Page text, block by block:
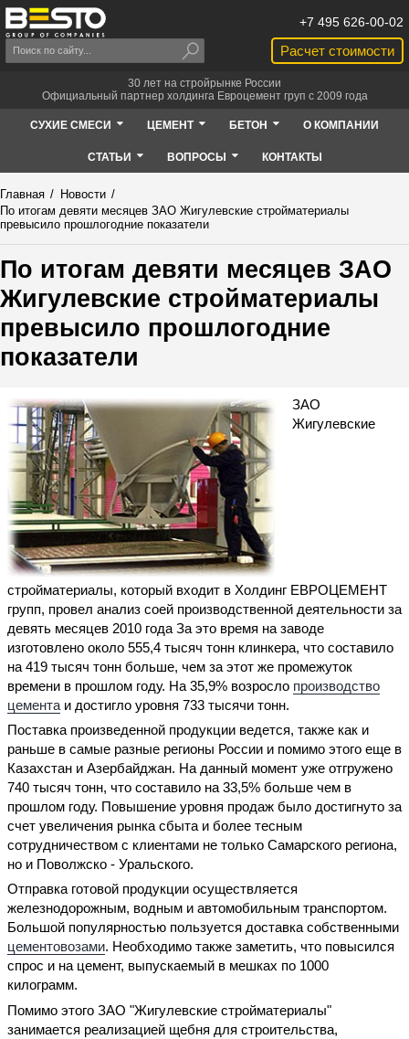
Расчет стоимости
+7 495 626-00-02
30 лет на стройрынке России
Официальный партнер холдинга Евроцемент груп с 2009 года
СУХИЕ СМЕСИ ЦЕМЕНТ БЕТОН О КОМПАНИИ
СТАТЬИ ВОПРОСЫ КОНТАКТЫ
Главная / Новости /
По итогам девяти месяцев ЗАО Жигулевские стройматериалы
превысило прошлогодние показатели
По итогам девяти месяцев ЗАО
Жигулевские стройматериалы
превысило прошлогодние
показатели
ЗАО
Жигулевские
стройматериалы, который входит в Холдинг ЕВРОЦЕМЕНТ
групп, провел анализ соей производственной деятельности за
девять месяцев 2010 года За это время на заводе
изготовлено около 555,4 тысяч тонн клинкера, что составило
на 419 тысяч тонн больше, чем за этот же промежуток
времени в прошлом году. На 35,9% возросло производство
цемента и достигло уровня 733 тысячи тонн.
Поставка произведенной продукции ведется, также как и
раньше в самые разные регионы России и помимо этого еще в
Казахстан и Азербайджан. На данный момент уже отгружено
740 тысяч тонн, что составило на 33,5% больше чем в
прошлом году. Повышение уровня продаж было достигнуто за
счет увеличения рынка сбыта и более тесным
сотрудничеством с клиентами не только Самарского региона,
но и Поволжско - Уральского.
Отправка готовой продукции осуществляется
железнодорожным, водным и автомобильным транспортом.
Большой популярностью пользуется доставка собственными
цементовозами. Необходимо также заметить, что повысился
спрос и на цемент, выпускаемый в мешках по 1000
килограмм.
Помимо этого ЗАО "Жигулевские стройматериалы"
занимается реализацией щебня для строительства,